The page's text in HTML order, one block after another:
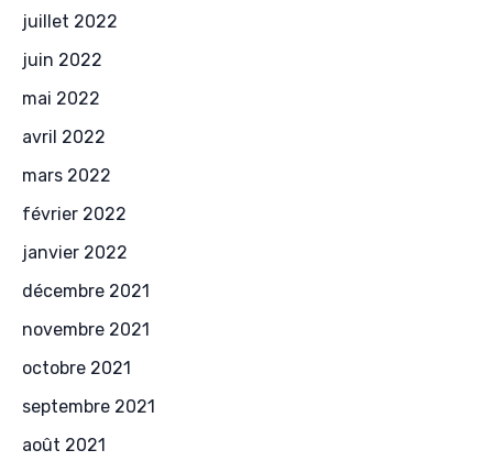
juillet 2022
juin 2022
mai 2022
avril 2022
mars 2022
février 2022
janvier 2022
décembre 2021
novembre 2021
octobre 2021
septembre 2021
août 2021